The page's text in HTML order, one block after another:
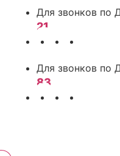
21
83